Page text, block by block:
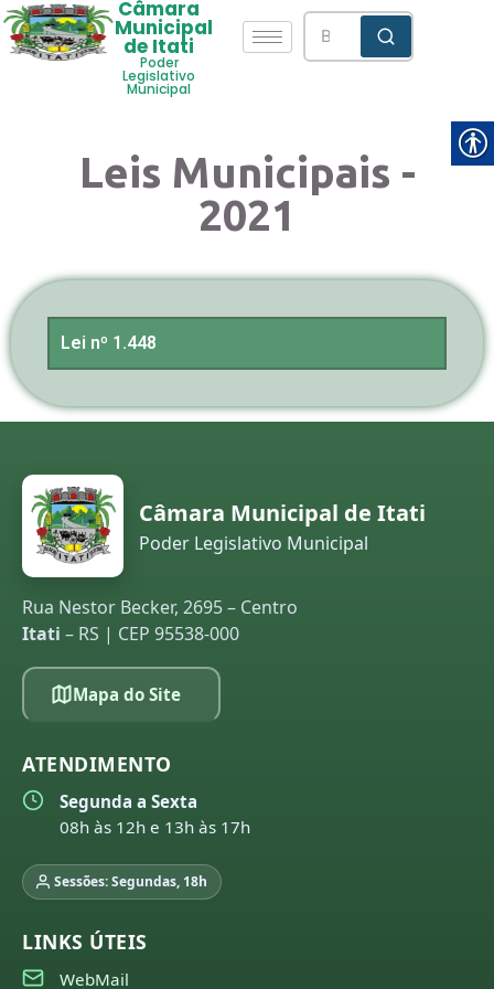
Câmara
Municipal
de Itati
Poder
Legislativo
Municipal
Leis Municipais -
2021
Lei nº 1.448
Câmara Municipal de Itati
Poder Legislativo Municipal
Rua Nestor Becker, 2695 – Centro
Itati – RS | CEP 95538-000
Mapa do Site
ATENDIMENTO
Segunda a Sexta
08h às 12h e 13h às 17h
Sessões: Segundas, 18h
LINKS ÚTEIS
WebMail